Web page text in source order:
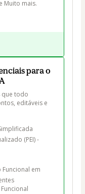
para o
que todo
editáveis e
(PEI) -
em